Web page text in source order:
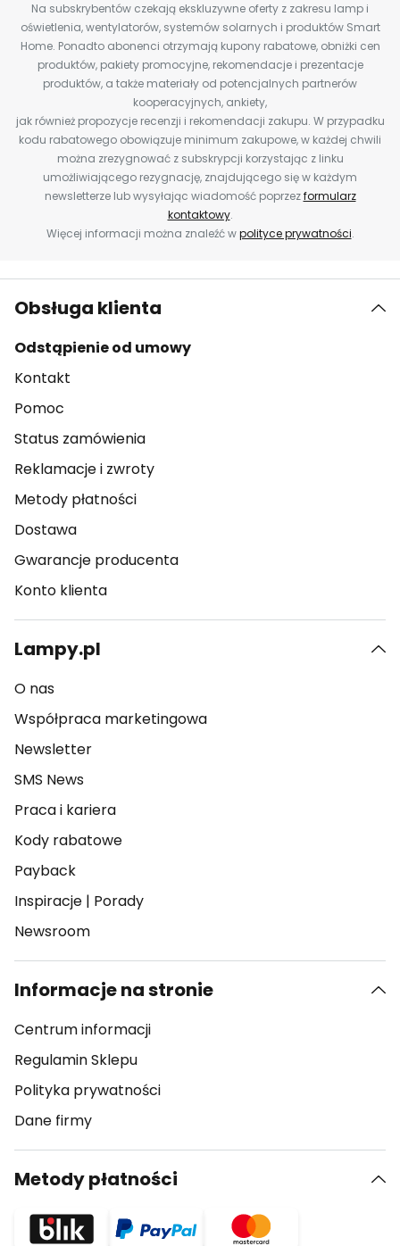
Na subskrybentów czekają ekskluzywne oferty z zakresu lamp i
oświetlenia, wentylatorów, systemów solarnych i produktów Smart
Home. Ponadto abonenci otrzymają kupony rabatowe, obniżki cen
produktów, pakiety promocyjne, rekomendacje i prezentacje
produktów, a także materiały od potencjalnych partnerów
kooperacyjnych, ankiety,
jak również propozycje recenzji i rekomendacji zakupu. W przypadku
kodu rabatowego obowiązuje minimum zakupowe, w każdej chwili
można zrezygnować z subskrypcji korzystając z linku
umożliwiającego rezygnację, znajdującego się w każdym
newsletterze lub wysyłając wiadomość poprzezformularz
kontaktowy.
Więcej informacji można znaleźć wpolityce prywatności.
Obsługa klienta
Odstąpienie od umowy
Kontakt
Pomoc
Status zamówienia
Reklamacje i zwroty
Metody płatności
Dostawa
Gwarancje producenta
Konto klienta
Lampy.pl
O nas
Współpraca marketingowa
Newsletter
SMS News
Praca i kariera
Kody rabatowe
Payback
Inspiracje | Porady
Newsroom
Informacje na stronie
Centrum informacji
Regulamin Sklepu
Polityka prywatności
Dane firmy
Metody płatności